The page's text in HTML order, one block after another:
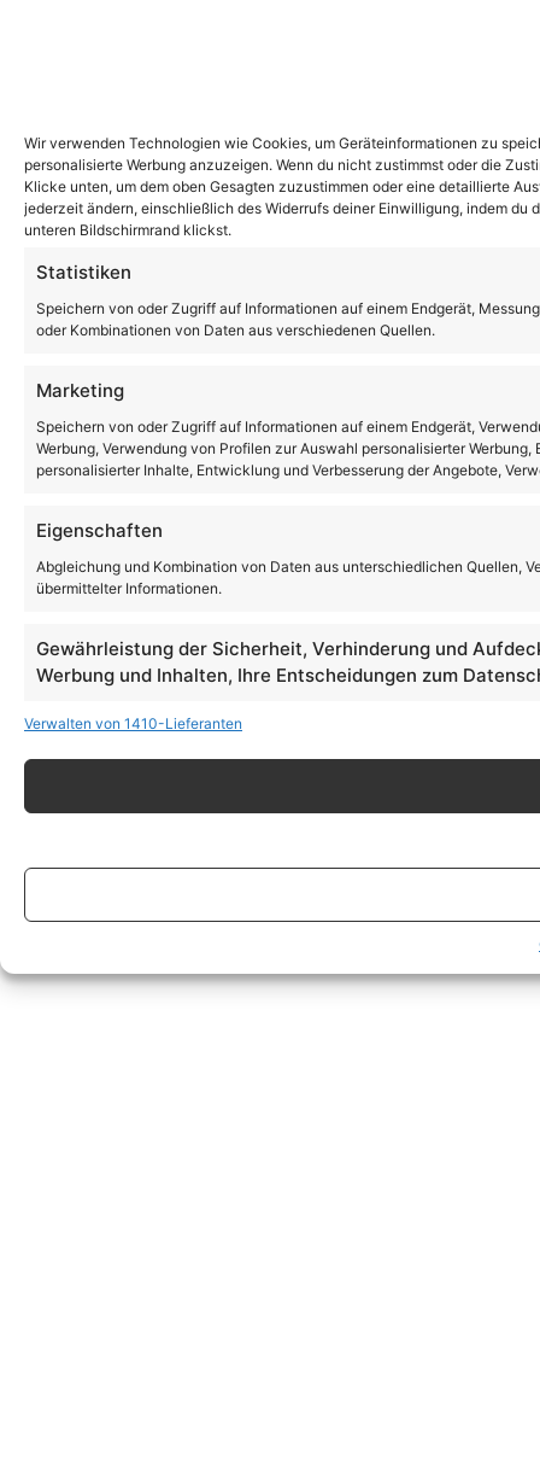
Wir verwenden Technologien wie Cookies, um Geräteinformationen zu
personalisierte Werbung anzuzeigen. Wenn du nicht zustimmst oder die
Klicke unten, um dem oben Gesagten zuzustimmen oder eine detaillierte
jederzeit ändern, einschließlich des Widerrufs deiner Einwilligung, indem
unteren Bildschirmrand klickst.
Statistiken
Speichern von oder Zugriff auf Informationen auf einem Endgerät,
oder Kombinationen von Daten aus verschiedenen Quellen.
Marketing
Speichern von oder Zugriff auf Informationen auf einem Endgerät,
Werbung, Verwendung von Profilen zur Auswahl personalisierter
personalisierter Inhalte, Entwicklung und Verbesserung der Angebote,
Eigenschaften
Abgleichung und Kombination von Daten aus unterschiedlichen Quellen,
übermittelter Informationen.
Gewährleistung der Sicherheit, Verhinderung und
Werbung und Inhalten, Ihre Entscheidungen zum
Verwalten von 1410-Lieferanten